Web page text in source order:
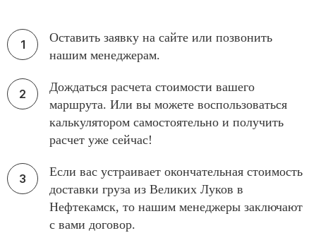
Оставить заявку на сайте или позвонить
нашим менеджерам.
Дождаться расчета стоимости вашего
маршрута. Или вы можете воспользоваться
калькулятором самостоятельно и получить
расчет уже сейчас!
Если вас устраивает окончательная стоимость
доставки груза из Великих Луков в
Нефтекамск, то нашим менеджеры заключают
с вами договор.